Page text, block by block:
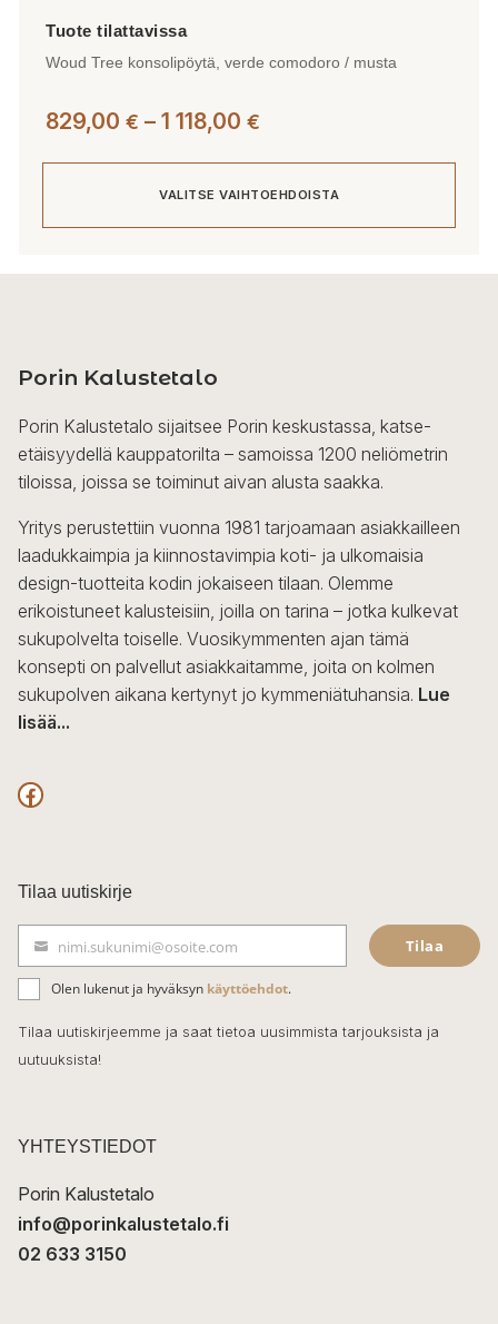
Woud Tree konsolipöytä, verde comodoro / musta
829,00 € – 1 118,00 €
1
118,00 €
VALITSE VAIHTOEHDOISTA
muunnelma.
tehdä
valinnat
tuotteen
sivulla.
Porin Kalustetalo
Porin Kalustetalo sijaitsee Porin keskustassa, katse-
etäisyydellä kauppatorilta – samoissa 1200 neliömetrin
tiloissa, joissa se toiminut aivan alusta saakka.
Yritys perustettiin vuonna 1981 tarjoamaan asiakkailleen
laadukkaimpia ja kiinnostavimpia koti- ja ulkomaisia
design-tuotteita kodin jokaiseen tilaan. Olemme
erikoistuneet kalusteisiin, joilla on tarina – jotka kulkevat
sukupolvelta toiselle. Vuosikymmenten ajan tämä
konsepti on palvellut asiakkaitamme, joita on kolmen
sukupolven aikana kertynyt jo kymmeniätuhansia. Lue
lisää...
F
c
e
b
o
o
k
Tilaa uutiskirje
ä
h
k
t
nimi.sukunimi@osoite.com Tilaa
Olen lukenut ja hyväksyn käyttöehdot.
Tilaa uutiskirjeemme ja saat tietoa uusimmista tarjouksista ja
uutuuksista!
YHTEYSTIEDOT
Porin Kalustetalo
info@porinkalustetalo.fi
02 633 3150